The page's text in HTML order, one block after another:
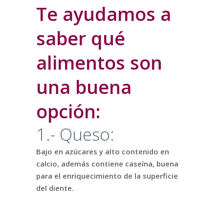
Te ayudamos a
saber qué
alimentos son
una buena
opción:
1.- Queso:
Bajo en azúcares y alto contenido en
calcio, además contiene caseína, buena
para el enriquecimiento de la superficie
del diente.